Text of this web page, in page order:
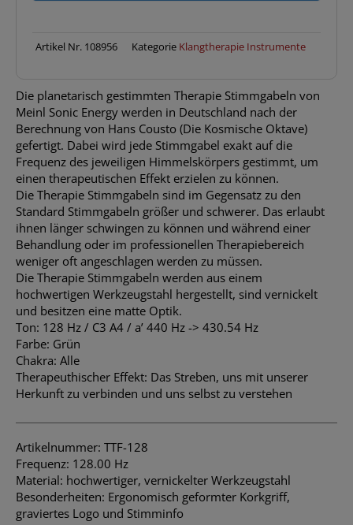
Artikel Nr. 108956 Kategorie Klangtherapie Instrumente
Die planetarisch gestimmten Therapie Stimmgabeln von
Meinl Sonic Energy werden in Deutschland nach der
Berechnung von Hans Cousto (Die Kosmische Oktave)
gefertigt. Dabei wird jede Stimmgabel exakt auf die
Frequenz des jeweiligen Himmelskörpers gestimmt, um
einen therapeutischen Effekt erzielen zu können.
Die Therapie Stimmgabeln sind im Gegensatz zu den
Standard Stimmgabeln größer und schwerer. Das erlaubt
ihnen länger schwingen zu können und während einer
Behandlung oder im professionellen Therapiebereich
weniger oft angeschlagen werden zu müssen.
Die Therapie Stimmgabeln werden aus einem
hochwertigen Werkzeugstahl hergestellt, sind vernickelt
und besitzen eine matte Optik.
Ton: 128 Hz / C3 A4 / a’ 440 Hz -> 430.54 Hz
Farbe: Grün
Chakra: Alle
Therapeuthischer Effekt: Das Streben, uns mit unserer
Herkunft zu verbinden und uns selbst zu verstehen
Artikelnummer: TTF-128
Frequenz: 128.00 Hz
Material: hochwertiger, vernickelter Werkzeugstahl
Besonderheiten: Ergonomisch geformter Korkgriff,
graviertes Logo und Stimminfo